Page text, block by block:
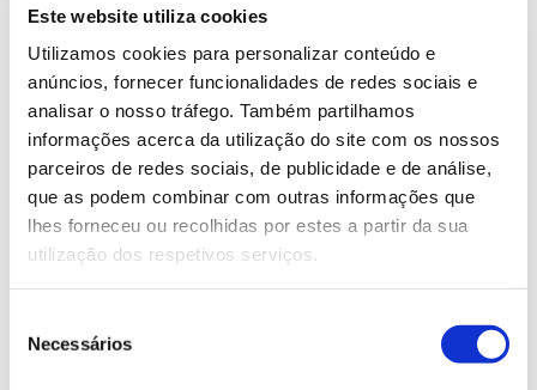
Este website utiliza cookies
Utilizamos cookies para personalizar conteúdo e
anúncios, fornecer funcionalidades de redes sociais e
analisar o nosso tráfego. Também partilhamos
informações acerca da utilização do site com os nossos
parceiros de redes sociais, de publicidade e de análise,
que as podem combinar com outras informações que
lhes forneceu ou recolhidas por estes a partir da sua
utilização dos respetivos serviços.
Necessários
recuperação pós-fogo.
Equipa
CEABN – Centro de Ecologia Aplicada Prof. Baeta
Neves | Câmara Municipal de Coruche –
Observatório do Sobreiro e da Cortiça, APFC –
Associação de Produtores Florestais do Concelho de
Coruche e Limítrofes, CEF – Centro de Estudos
Florestais do Instituto Superior de Agronomia e
INIAV – Instituto Nacional de Investigação Agrária e
Veterinária.